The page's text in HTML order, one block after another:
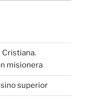
misionera
superior